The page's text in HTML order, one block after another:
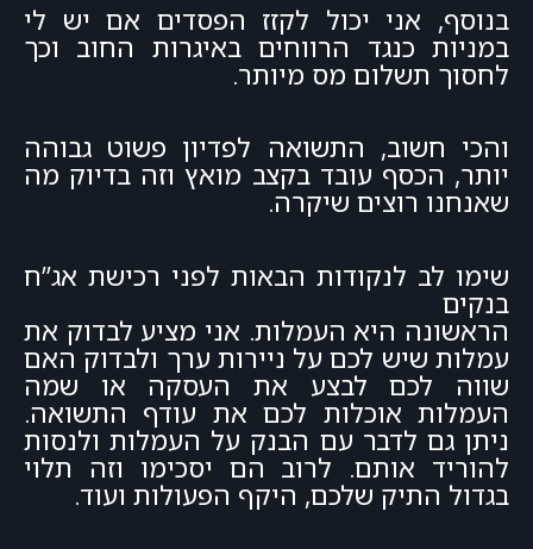
בנוסף, אני יכול לקזז הפסדים אם יש לי
במניות כנגד הרווחים באיגרות החוב וכך
לחסוך תשלום מס מיותר.
והכי חשוב, התשואה לפדיון פשוט גבוהה
יותר, הכסף עובד בקצב מואץ וזה בדיוק מה
שאנחנו רוצים שיקרה.
שימו לב לנקודות הבאות לפני רכישת אג”ח
בנקים
הראשונה היא העמלות. אני מציע לבדוק את
עמלות שיש לכם על ניירות ערך ולבדוק האם
שווה לכם לבצע את העסקה או שמה
העמלות אוכלות לכם את עודף התשואה.
ניתן גם לדבר עם הבנק על העמלות ולנסות
להוריד אותם. לרוב הם יסכימו וזה תלוי
בגדול התיק שלכם, היקף הפעולות ועוד.